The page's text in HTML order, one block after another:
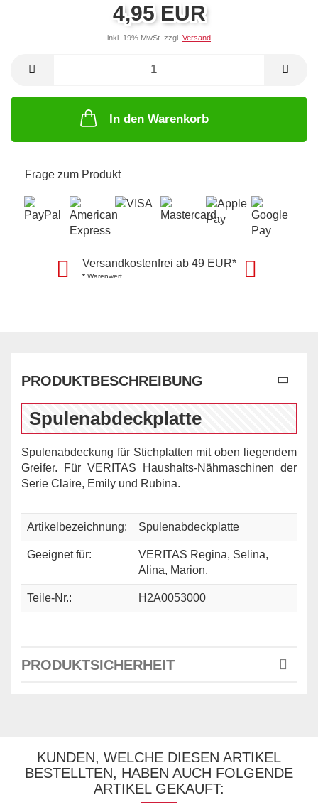
4,95 EUR
inkl. 19% MwSt. zzgl. Versand
In den Warenkorb
Frage zum Produkt
Versandkostenfrei ab 49 EUR*
*Warenwert
PRODUKTBESCHREIBUNG
Spulenabdeckplatte
Spulenabdeckung für Stichplatten mit oben liegendem
Greifer. Für VERITAS Haushalts-Nähmaschinen der
Serie Claire, Emily und Rubina.
Artikelbezeichnung: Spulenabdeckplatte
Geeignet für:
VERITAS Regina, Selina,
Alina, Marion.
Teile-Nr.: H2A0053000
PRODUKTSICHERHEIT
KUNDEN, WELCHE DIESEN ARTIKEL
BESTELLTEN, HABEN AUCH FOLGENDE
ARTIKEL GEKAUFT: